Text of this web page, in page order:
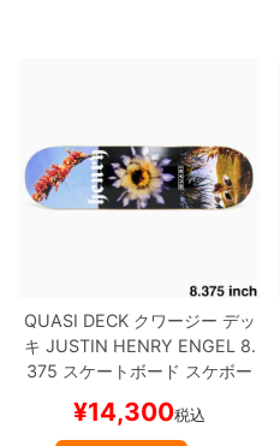
QUASI DECKクワージー デッ
キ JUSTIN HENRY ENGEL 8.
375 スケートボード スケボー
¥14,300税込